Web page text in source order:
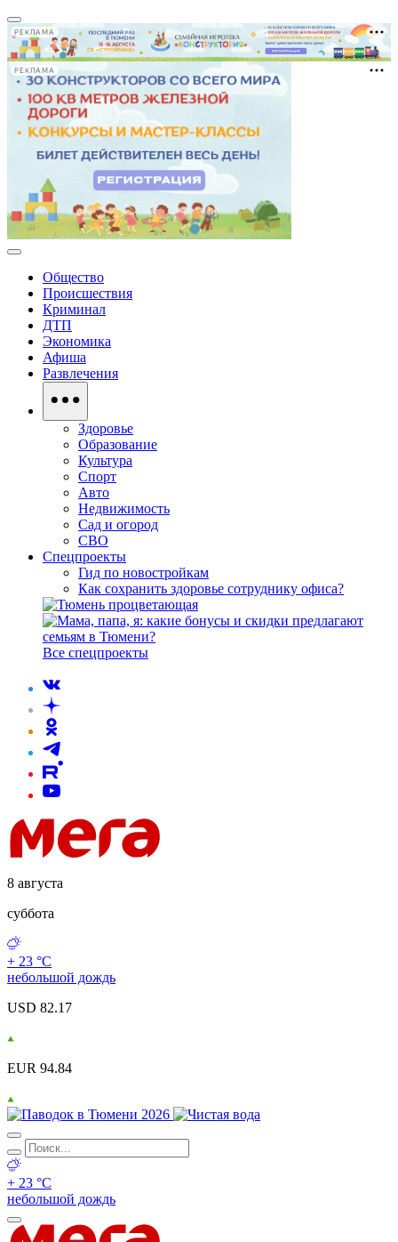
РЕКЛАМА
РЕКЛАМА
Общество
Происшествия
Криминал
ДТП
Экономика
Афиша
Развлечения
Здоровье
Образование
Культура
Спорт
Авто
Недвижимость
Сад и огород
СВО
Спецпроекты
Гид по новостройкам
Как сохранить здоровье сотруднику офиса?
Все спецпроекты
8 августа
суббота
+ 23 °С
небольшой дождь
USD 82.17
EUR 94.84
+ 23 °С
небольшой дождь